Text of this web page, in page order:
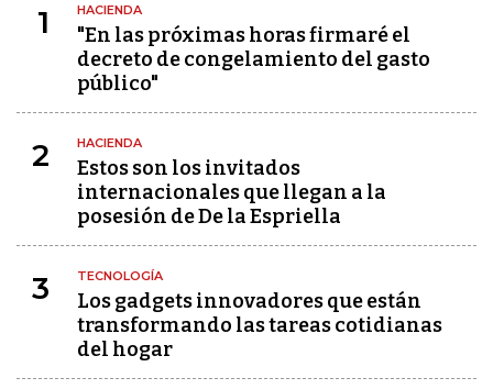
1 HACIENDA
"En las próximas horas firmaré el
decreto de congelamiento del gasto
público"
2 HACIENDA
Estos son los invitados
internacionales que llegan a la
posesión de De la Espriella
3 TECNOLOGÍA
Los gadgets innovadores que están
transformando las tareas cotidianas
del hogar